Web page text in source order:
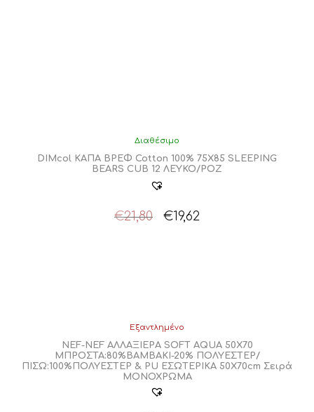
Διαθέσιμο
DIMcol ΚΑΠΑ ΒΡΕΦ Cotton 100% 75X85 SLEEPING
BEARS CUB 12 ΛΕΥΚΟ/ΡΟΖ
€21,80
Original
€19,62
Εξαντλημένο
NEF-NEF ΑΛΛΑΞΙΕΡΑ SOFT AQUA 50Χ70
ΜΠΡΟΣΤΑ:80%ΒΑΜΒΑΚΙ-20% ΠΟΛΥΕΣΤΕΡ/
ΠΙΣΩ:100%ΠΟΛΥΕΣΤΕΡ & PU ΕΣΩΤΕΡΙΚΑ 50X70cm Σειρά
ΜΟΝΟΧΡΩΜΑ